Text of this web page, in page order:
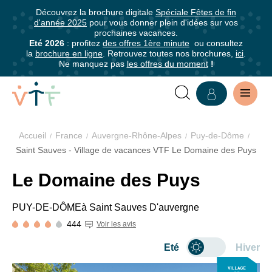
Découvrez la brochure digitale Spéciale Fêtes de fin
d'année 2025 pour vous donner plein d'idées sur vos
prochaines vacances.
Eté 2026 : profitez des offres 1ère minute ou consultez
la brochure en ligne . Retrouvez toutes nos brochures, ici
Ne manquez pas les offres du moment!
Accueil France Auvergne-Rhône-Alpes
Puy-de-Dôme
Saint Sauves - Village de vacances VTF Le Domaine des Puys
VILLAGE
VACANCES
LE
DOMAINE
Le Domaine des Puys
PUY-DE-DÔMEà Saint Sauves D'auvergne
444 Voir les avis
Eté Hiver
Nous sommes
fiers de faire
partie des
établissements
labellisés en
La Clef Verte
label de
durable pour les
hébergements
Pour en savoir
Grille
tarifaire
Pension
Séjour semaine
complète
8ejour 10h
Adultes
16
ans
- 11 - 6
1 à - 4
ans
4 au
2/05/26
Plan
des
Chambres
type
chambre
2
pers.
communicantes
Abonnez-
vous
à
notre
Abonnez-
vous
pour
être
informé·e
de
avantages